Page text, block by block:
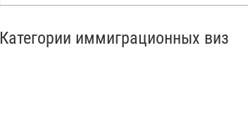
Категории иммиграционных виз